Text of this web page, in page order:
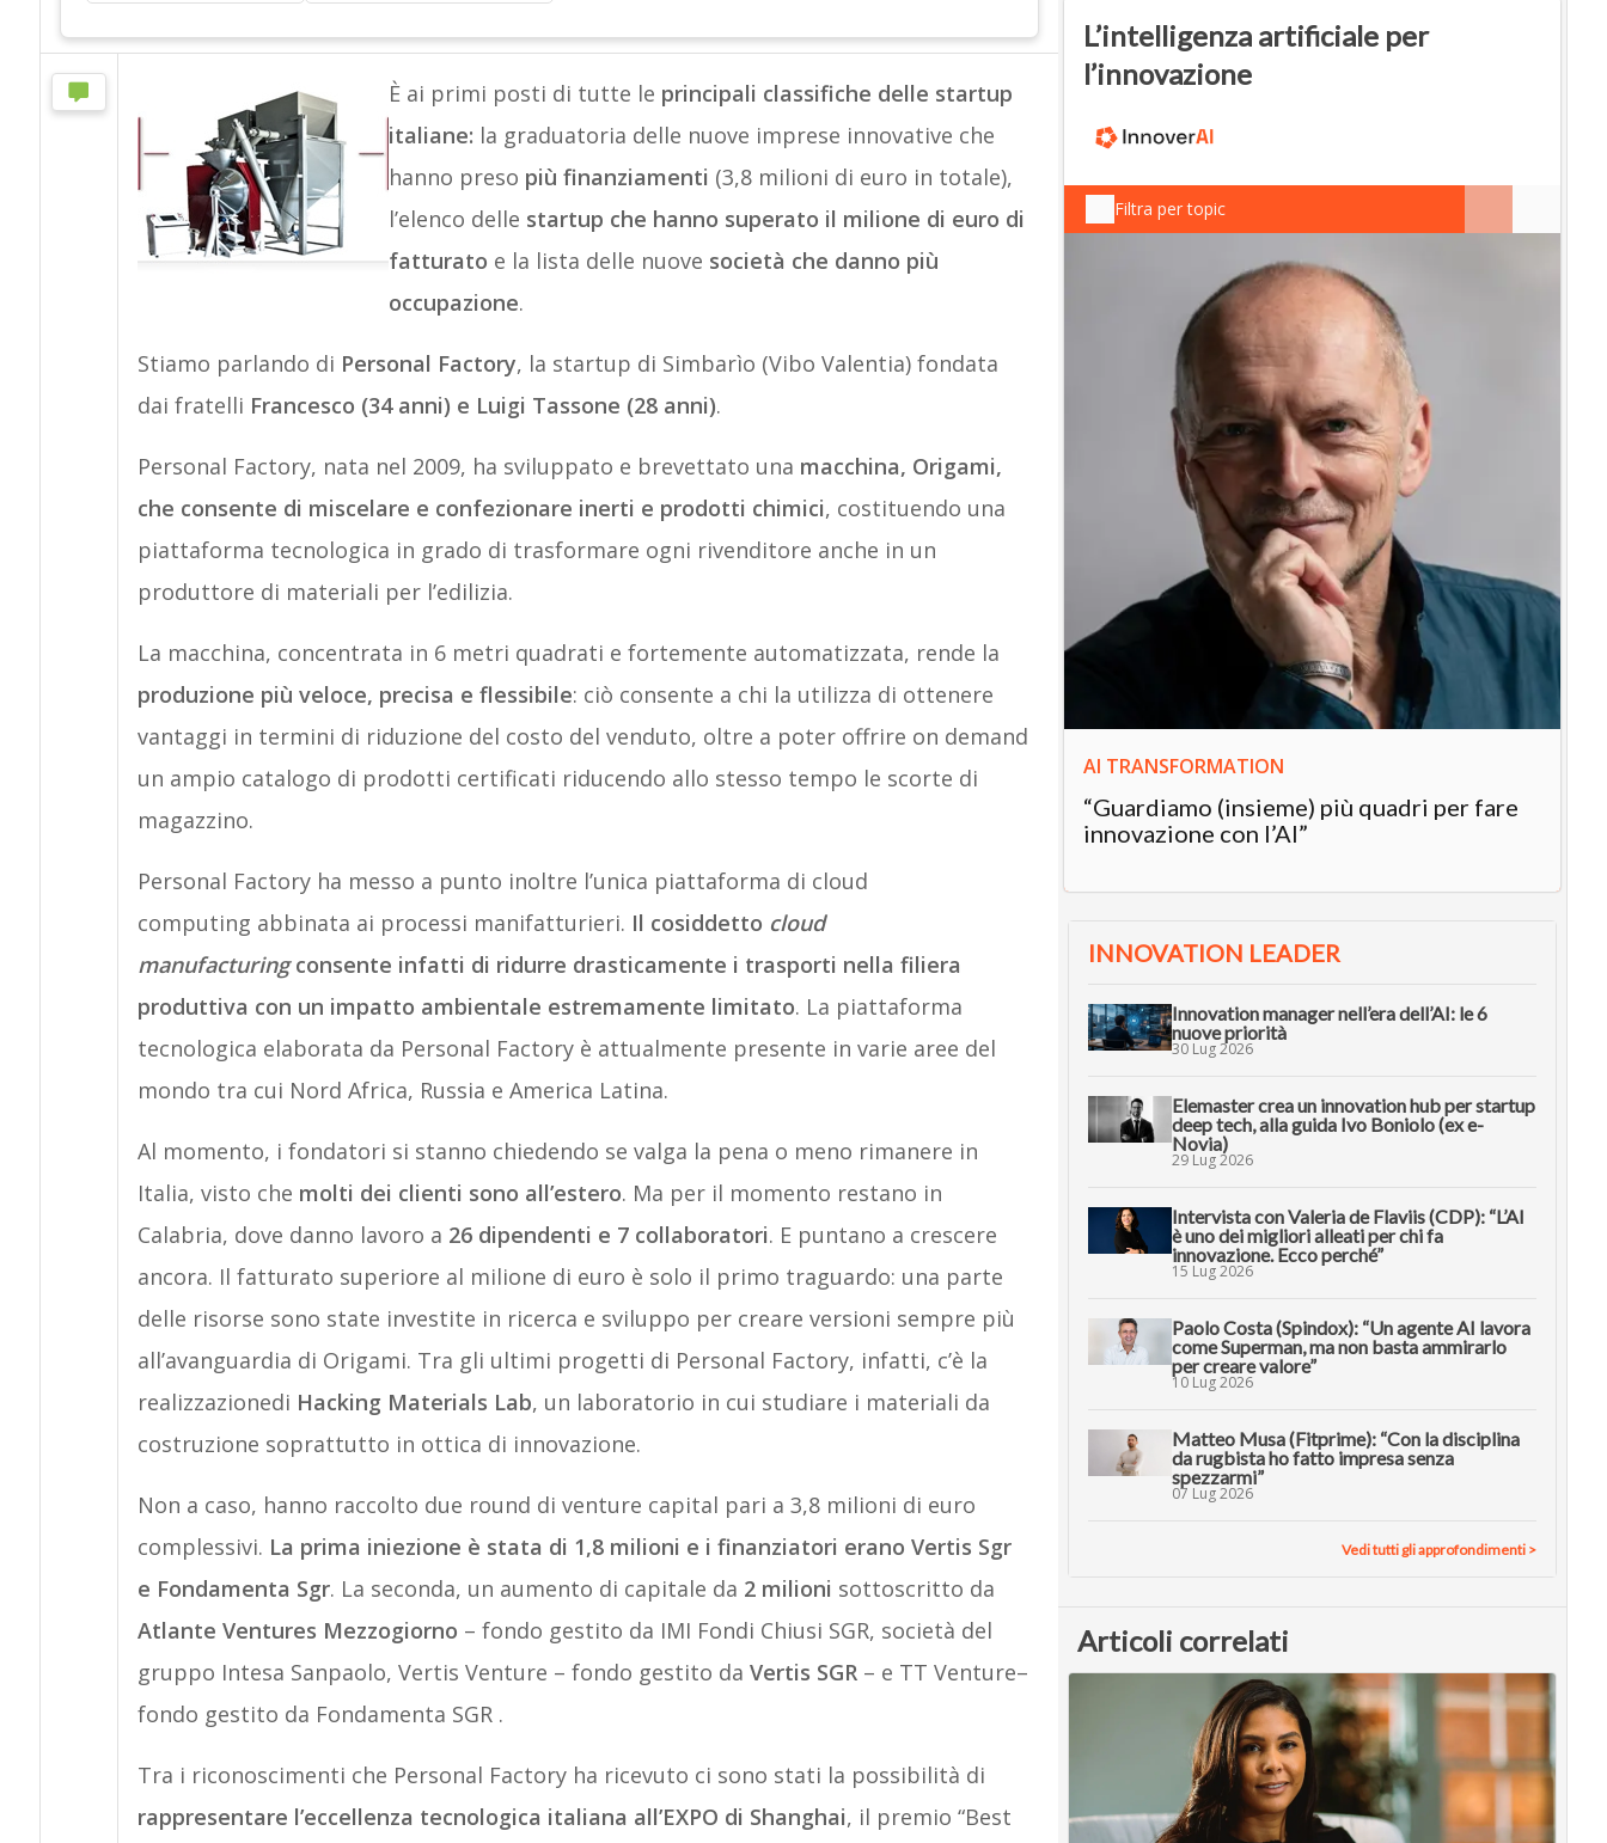
È ai primi posti di tutte le principali classifiche delle startup
italiane: la graduatoria delle nuove imprese innovative che
hanno preso più finanziamenti (3,8 milioni di euro in totale),
l’elenco delle startup che hanno superato il milione di euro di
fatturato e la lista delle nuove società che danno più
occupazione.
Stiamo parlando di Personal Factory, la startup di Simbarìo (Vibo Valentia) fondata
dai fratelli Francesco (34 anni) e Luigi Tassone (28 anni).
Personal Factory, nata nel 2009, ha sviluppato e brevettato una macchina, Origami,
che consente di miscelare e confezionare inerti e prodotti chimici, costituendo una
piattaforma tecnologica in grado di trasformare ogni rivenditore anche in un
produttore di materiali per l’edilizia.
La macchina, concentrata in 6 metri quadrati e fortemente automatizzata, rende la
produzione più veloce, precisa e flessibile: ciò consente a chi la utilizza di ottenere
vantaggi in termini di riduzione del costo del venduto, oltre a poter offrire on demand
un ampio catalogo di prodotti certificati riducendo allo stesso tempo le scorte di
magazzino.
Personal Factory ha messo a punto inoltre l’unica piattaforma di cloud
computing abbinata ai processi manifatturieri. Il cosiddetto cloud
manufacturingconsente infatti di ridurre drasticamente i trasporti nella filiera
produttiva con un impatto ambientale estremamente limitato. La piattaforma
tecnologica elaborata da Personal Factory è attualmente presente in varie aree del
mondo tra cui Nord Africa, Russia e America Latina.
Al momento, i fondatori si stanno chiedendo se valga la pena o meno rimanere in
Italia, visto che molti dei clienti sono all’estero. Ma per il momento restano in
Calabria, dove danno lavoro a 26 dipendenti e 7 collaboratori. E puntano a crescere
ancora. Il fatturato superiore al milione di euro è solo il primo traguardo: una parte
delle risorse sono state investite in ricerca e sviluppo per creare versioni sempre più
all’avanguardia di Origami. Tra gli ultimi progetti di Personal Factory, infatti, c’è la
realizzazionedi Hacking Materials Lab, un laboratorio in cui studiare i materiali da
costruzione soprattutto in ottica di innovazione.
Non a caso, hanno raccolto due round di venture capital pari a 3,8 milioni di euro
complessivi. La prima iniezione è stata di 1,8 milioni e i finanziatori erano Vertis Sgr
e Fondamenta Sgr. La seconda, un aumento di capitale da 2 milioni sottoscritto da
Atlante Ventures Mezzogiorno – fondo gestito da IMI Fondi Chiusi SGR, società del
gruppo Intesa Sanpaolo, Vertis Venture – fondo gestito da Vertis SGR– e TT Venture–
fondo gestito da Fondamenta SGR .
Tra i riconoscimenti che Personal Factory ha ricevuto ci sono stati la possibilità di
rappresentare l’eccellenza tecnologica italiana all’EXPO di Shanghai, il premio “Best
L’intelligenza artificiale per
l’innovazione
Filtra per topic
AI TRANSFORMATION
“Guardiamo (insieme) più quadri per fare
innovazione con l’AI”
INNOVATION LEADER
Innovation manager nell’era dell’AI: le 6
nuove priorità
30 Lug 2026
Elemaster crea un innovation hub per startup
deep tech, alla guida Ivo Boniolo (ex e-
Novia)
29 Lug 2026
Intervista con Valeria de Flaviis (CDP): “L’AI
è uno dei migliori alleati per chi fa
innovazione. Ecco perché”
15 Lug 2026
Paolo Costa (Spindox): “Un agente AI lavora
come Superman, ma non basta ammirarlo
per creare valore”
10 Lug 2026
Matteo Musa (Fitprime): “Con la disciplina
da rugbista ho fatto impresa senza
spezzarmi”
07 Lug 2026
Vedi tutti gli approfondimenti >
Articoli correlati